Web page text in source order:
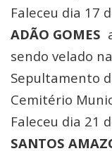
Faleceu dia 17
ADÃO GOMES
sendo velado
Sepultamento
Cemitério
Faleceu dia 21
SANTOS